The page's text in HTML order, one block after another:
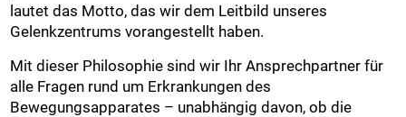
lautet das Motto, das wir dem Leitbild unseres
Gelenkzentrums vorangestellt haben.
Mit dieser Philosophie sind wir Ihr Ansprechpartner für
alle Fragen rund um Erkrankungen des
Bewegungsapparates – unabhängig davon, ob die